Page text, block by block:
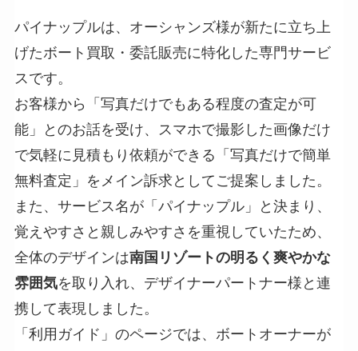
パイナップルは、オーシャンズ様が新たに立ち上
げたボート買取・委託販売に特化した専門サービ
スです。
お客様から「写真だけでもある程度の査定が可
能」とのお話を受け、スマホで撮影した画像だけ
で気軽に見積もり依頼ができる「写真だけで簡単
無料査定」をメイン訴求としてご提案しました。
また、サービス名が「パイナップル」と決まり、
覚えやすさと親しみやすさを重視していたため、
全体のデザインは南国リゾートの明るく爽やかな
雰囲気を取り入れ、デザイナーパートナー様と連
携して表現しました。
「利用ガイド」のページでは、ボートオーナーが